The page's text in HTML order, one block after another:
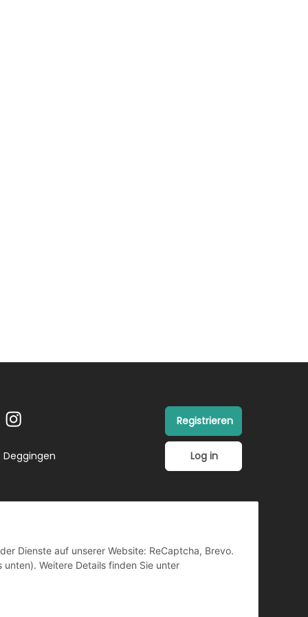
Dienste auf unserer Website: ReCaptcha, Brevo.
Weitere Details finden Sie unter
Deggingen
Registrieren
Log in